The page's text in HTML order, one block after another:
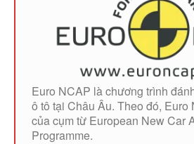
Euro NCAP là chương trình
ô tô tại Châu Âu. Theo đó, Euro
của cụm từ European New Car
Programme.